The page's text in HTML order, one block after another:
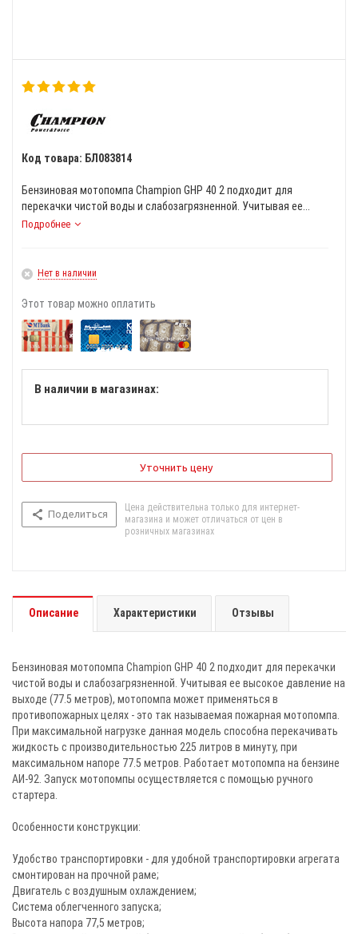
Код товара: БЛ083814
Бензиновая мотопомпа Champion GHP 40 2 подходит для
перекачки чистой воды и слабозагрязненной. Учитывая ее...
Подробнее
Нет в наличии
Этот товар можно оплатить
В наличии в магазинах:
Уточнить цену
Поделиться
Цена действительна только для интернет-
магазина и может отличаться от цен в
розничных магазинах
Описание Характеристики Отзывы
Бензиновая мотопомпа Champion GHP 40 2 подходит для перекачки
чистой воды и слабозагрязненной. Учитывая ее высокое давление на
выходе (77.5 метров), мотопомпа может применяться в
противопожарных целях - это так называемая пожарная мотопомпа.
При максимальной нагрузке данная модель способна перекачивать
жидкость с производительностью 225 литров в минуту, при
максимальном напоре 77.5 метров. Работает мотопомпа на бензине
АИ-92. Запуск мотопомпы осуществляется с помощью ручного
стартера.
Особенности конструкции:
Удобство транспортировки - для удобной транспортировки агрегата
смонтирован на прочной раме;
Двигатель с воздушным охлаждением;
Система облегченного запуска;
Высота напора 77,5 метров;